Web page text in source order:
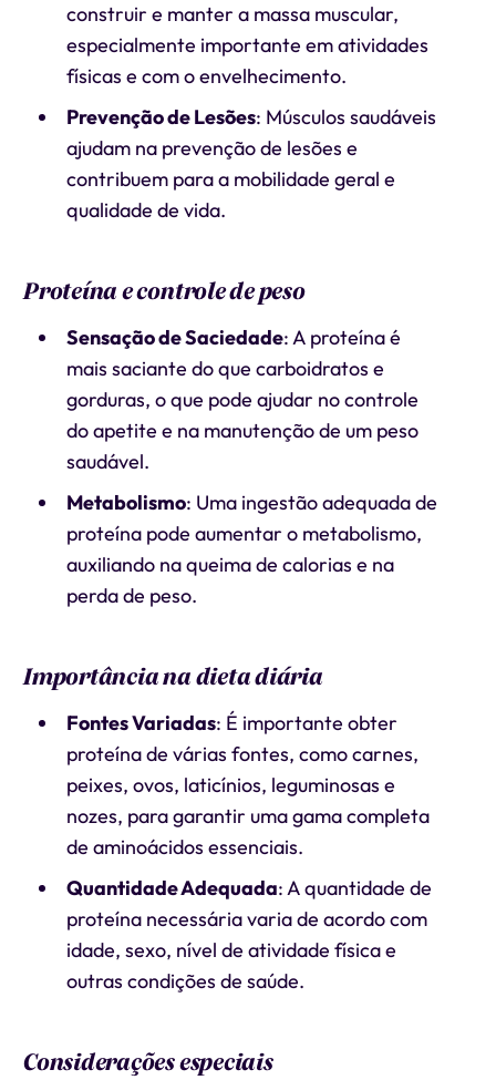
construir e manter a massa muscular,
especialmente importante em atividades
físicas e com o envelhecimento.
Prevenção de Lesões: Músculos saudáveis
ajudam na prevenção de lesões e
contribuem para a mobilidade geral e
qualidade de vida.
Proteína e controle de peso
Sensação de Saciedade: A proteína é
mais saciante do que carboidratos e
gorduras, o que pode ajudar no controle
do apetite e na manutenção de um peso
saudável.
Metabolismo: Uma ingestão adequada de
proteína pode aumentar o metabolismo,
auxiliando na queima de calorias e na
perda de peso.
Importância na dieta diária
Fontes Variadas: É importante obter
proteína de várias fontes, como carnes,
peixes, ovos, laticínios, leguminosas e
nozes, para garantir uma gama completa
de aminoácidos essenciais.
Quantidade Adequada: A quantidade de
proteína necessária varia de acordo com
idade, sexo, nível de atividade física e
outras condições de saúde.
Considerações especiais